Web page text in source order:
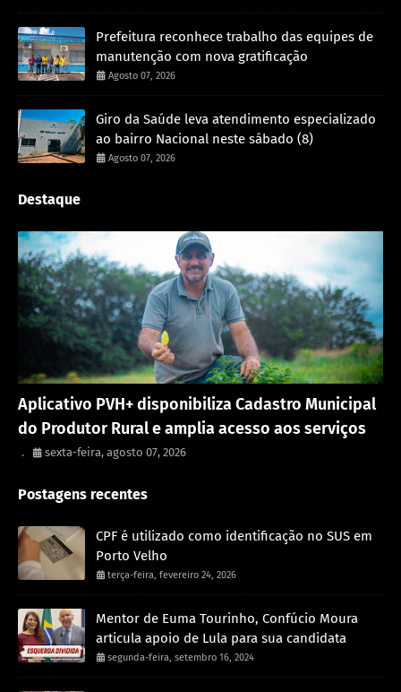
Prefeitura reconhece trabalho das equipes de
manutenção com nova gratificação
Agosto 07, 2026
Giro da Saúde leva atendimento especializado
ao bairro Nacional neste sábado (8)
Agosto 07, 2026
Destaque
Aplicativo PVH+ disponibiliza Cadastro Municipal
do Produtor Rural e amplia acesso aos serviços
. sexta-feira, agosto 07, 2026
Postagens recentes
CPF é utilizado como identificação no SUS em
Porto Velho
terça-feira, fevereiro 24, 2026
Mentor de Euma Tourinho, Confúcio Moura
articula apoio de Lula para sua candidata
segunda-feira, setembro 16, 2024